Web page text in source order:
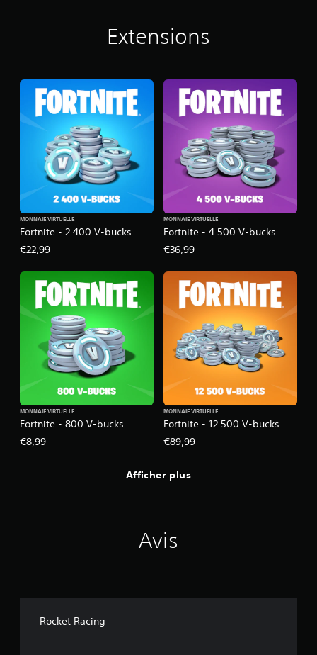
Extensions
Fortnite - 2 400 V-bucks
MONNAIE VIRTUELLE
€22,99
Fortnite - 4 500 V-bucks
MONNAIE VIRTUELLE
€36,99
Fortnite - 800 V-bucks
MONNAIE VIRTUELLE
€8,99
Fortnite - 12 500 V-bucks
MONNAIE VIRTUELLE
€89,99
Afficher plus
Avis
Rocket Racing